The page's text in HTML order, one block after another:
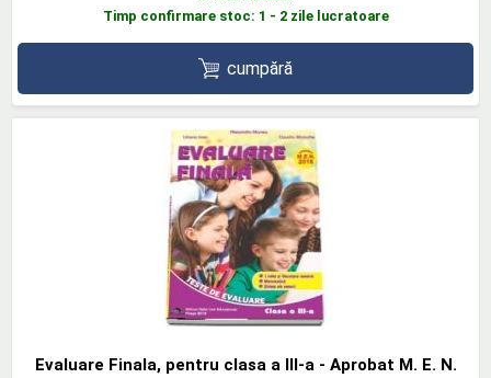
Timp confirmare stoc: 1 - 2 zile lucratoare
cumpără
Evaluare Finala, pentru clasa a III-a - Aprobat M. E. N.